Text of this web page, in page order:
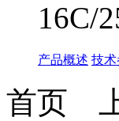
16C/
产品概述 技术
首页